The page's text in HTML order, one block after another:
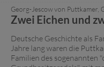
Georg-Jescow von Puttkamer,
Zwei Eichen und
Deutsche Geschichte als
Jahre lang waren die
Familien des sogenannten